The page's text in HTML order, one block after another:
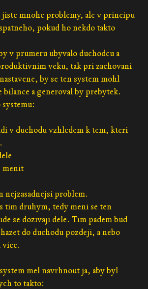
jiste mnohe problemy, ale v principu
pokud ho nekdo takto
v prumeru ubyvalo duchodcu a
veku, tak pri zachovani
by se ten system mohl
bilance a generoval by prebytek.
v duchodu vzhledem k tem, kteri
menit
nejzasadnejsi problem.
tim druhym, tedy meni se ten
se dozivaji dele. Tim padem bud
do duchodu pozdeji, a nebo
vice.
mel navrhnout ja, aby byl
to takto: